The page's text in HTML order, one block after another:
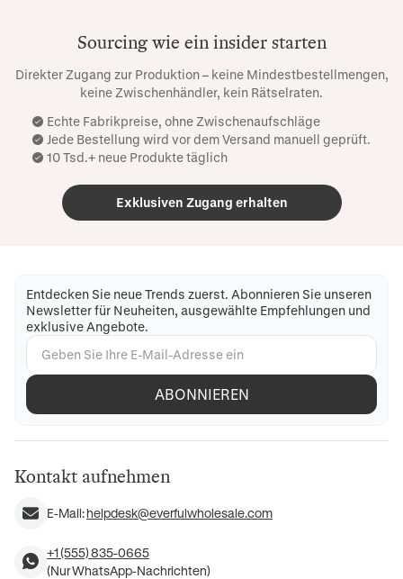
Sourcing wie ein insider starten
Direkter Zugang zur Produktion – keine Mindestbestellmengen,
keine Zwischenhändler, kein Rätselraten.
Echte Fabrikpreise, ohne Zwischenaufschläge
Jede Bestellung wird vor dem Versand manuell geprüft.
10 Tsd.+ neue Produkte täglich
Exklusiven Zugang erhalten
Entdecken Sie neue Trends zuerst. Abonnieren Sie unseren
Newsletter für Neuheiten, ausgewählte Empfehlungen und
exklusive Angebote.
ABONNIEREN
Kontakt aufnehmen
E-Mail:helpdesk@everfulwholesale.com
+1 (555) 835-0665
(Nur WhatsApp-Nachrichten)